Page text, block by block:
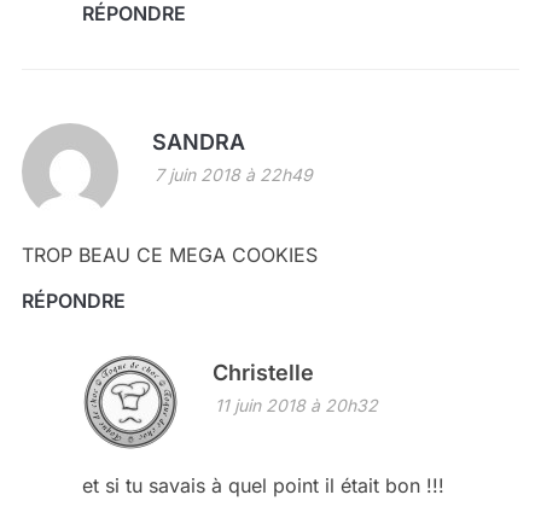
RÉPONDRE
SANDRA
7 juin 2018 à 22h49
TROP BEAU CE MEGA COOKIES
RÉPONDRE
Christelle
11 juin 2018 à 20h32
et si tu savais à quel point il était bon !!!